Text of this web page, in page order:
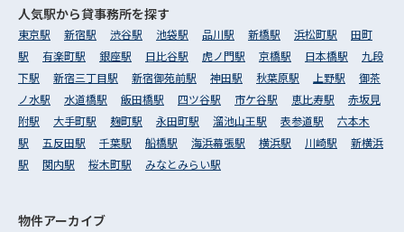
人気駅から貸事務所を探す
東京駅 新宿駅 渋谷駅 池袋駅 品川駅 新橋駅 浜松町駅
田町
駅
有楽町駅 銀座駅 日比谷駅 虎ノ門駅 京橋駅 日本橋駅
九段
下駅
新宿三丁目駅 新宿御苑前駅 神田駅 秋葉原駅 上野駅
御茶
ノ水駅
水道橋駅 飯田橋駅 四ツ谷駅 市ケ谷駅 恵比寿駅
赤坂見
附駅
大手町駅 麹町駅 永田町駅 溜池山王駅 表参道駅
六本木
駅
五反田駅 千葉駅 船橋駅 海浜幕張駅 横浜駅 川崎駅
新横浜
駅
関内駅 桜木町駅 みなとみらい駅
物件アーカイブ